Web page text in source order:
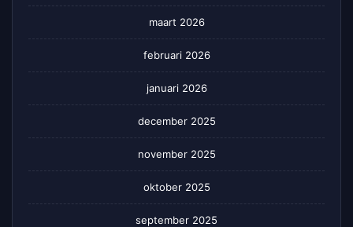
maart 2026
februari 2026
januari 2026
december 2025
november 2025
oktober 2025
september 2025